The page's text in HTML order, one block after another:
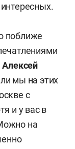
поближе
Алексей
мы на этих
с
и у вас в
на